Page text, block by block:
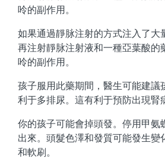
呤的副作用。
如果通過靜脉注射的方式注入了大
再注射靜脉注射液和一種亞葉酸的
呤的副作用。
孩子服用此藥期間，醫生可能建議
利于多排尿。這有利于預防出現腎
你的孩子可能會掉頭發。停用甲氨
出來。頭髮色澤和發質可能發生變
和軟刷。